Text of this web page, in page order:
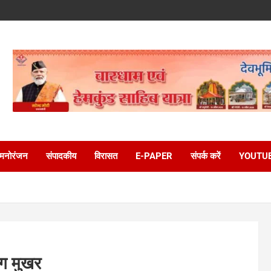
मनोरंजन संपादकीय विरासत E-PAPER संपर्क करें
मुखर